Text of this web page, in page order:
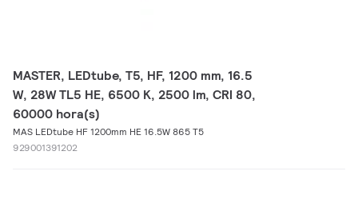
MASTER, LEDtube, T5, HF, 1200 mm, 16.5
W, 28W TL5 HE, 6500 K, 2500 lm, CRI 80,
60000 hora(s)
MAS LEDtube HF 1200mm HE 16.5W 865 T5
929001391202